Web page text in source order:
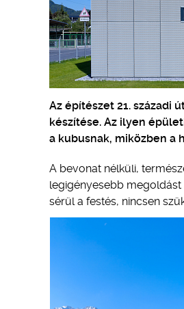
Az építészet 21. századi
készítése. Az ilyen
a kubusnak, miközben a
A bevonat nélküli,
legigényesebb megoldást
sérül a festés, nincsen